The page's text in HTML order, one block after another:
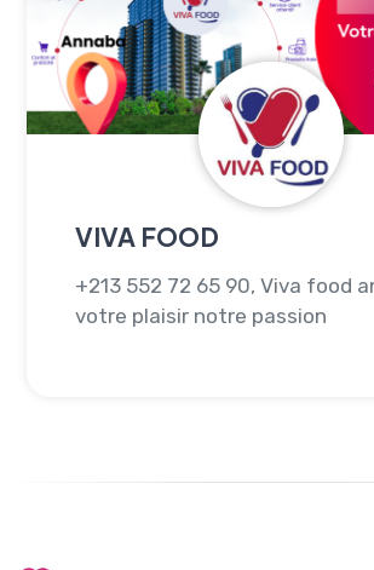
VIVA FOOD
+213 552 72 65 90, Viva food
votre plaisir notre passion